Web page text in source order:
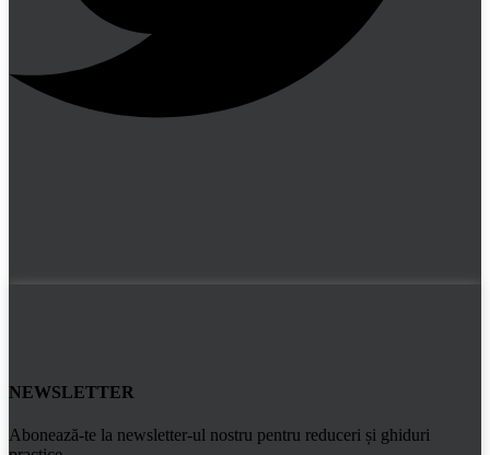
NEWSLETTER
Abonează-te la newsletter-ul nostru pentru reduceri și ghiduri